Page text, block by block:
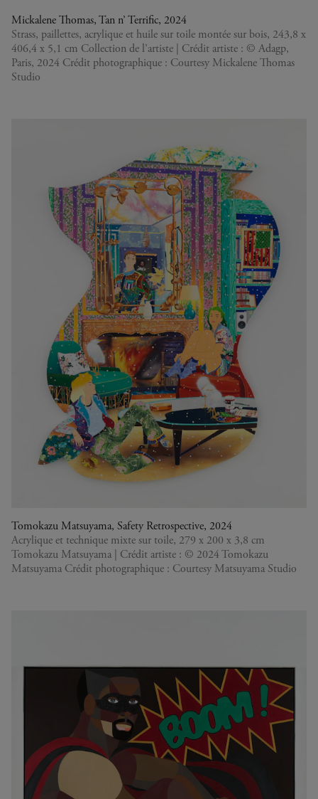
Mickalene Thomas, Tan n’ Terrific, 2024
Strass, paillettes, acrylique et huile sur toile montée sur bois, 243,8 x
406,4 x 5,1 cm Collection de l’artiste | Crédit artiste : © Adagp,
Paris, 2024 Crédit photographique : Courtesy Mickalene Thomas
Studio
Tomokazu Matsuyama, Safety Retrospective, 2024
Acrylique et technique mixte sur toile, 279 x 200 x 3,8 cm
Tomokazu Matsuyama | Crédit artiste : © 2024 Tomokazu
Matsuyama Crédit photographique : Courtesy Matsuyama Studio